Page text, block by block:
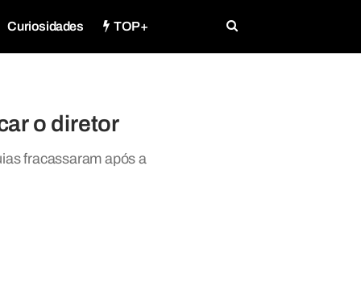
Curiosidades TOP+
o diretor
fracassaram após a